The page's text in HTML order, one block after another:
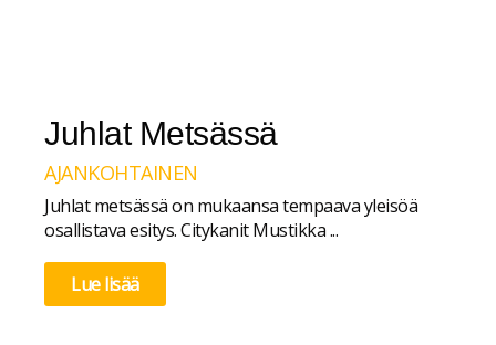
Juhlat Metsässä
AJANKOHTAINEN
Juhlat metsässä on mukaansa tempaava yleisöä
osallistava esitys. Citykanit Mustikka ...
Lue lisää